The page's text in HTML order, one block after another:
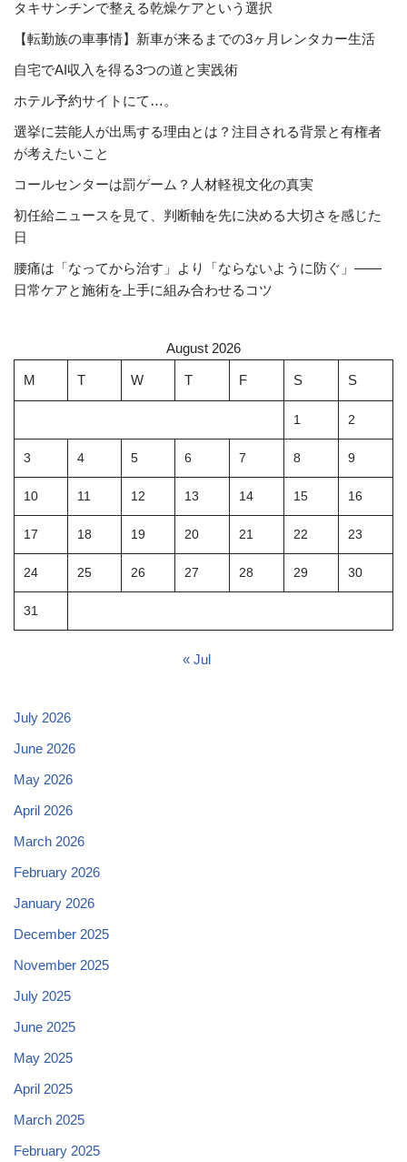
タキサンチンで整える乾燥ケアという選択
【転勤族の車事情】新車が来るまでの3ヶ月レンタカー生活
自宅でAI収入を得る3つの道と実践術
ホテル予約サイトにて…。
選挙に芸能人が出馬する理由とは？注目される背景と有権者
が考えたいこと
コールセンターは罰ゲーム？人材軽視文化の真実
初任給ニュースを見て、判断軸を先に決める大切さを感じた
日
腰痛は「なってから治す」より「ならないように防ぐ」――
日常ケアと施術を上手に組み合わせるコツ
August 2026
M T W T F S S
1 2
3 4 5 6 7 8 9
10 11 12 13 14 15 16
17 18 19 20 21 22 23
24 25 26 27 28 29 30
31
« Jul
July 2026
June 2026
May 2026
April 2026
March 2026
February 2026
January 2026
December 2025
November 2025
July 2025
June 2025
May 2025
April 2025
March 2025
February 2025